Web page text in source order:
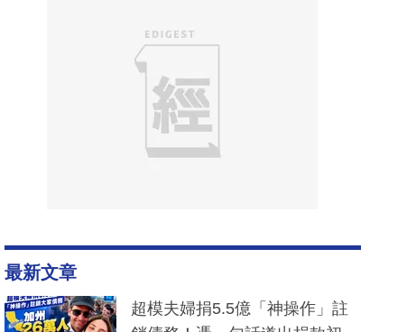
最新文章
超模夫婦捐5.5億「神操作」註